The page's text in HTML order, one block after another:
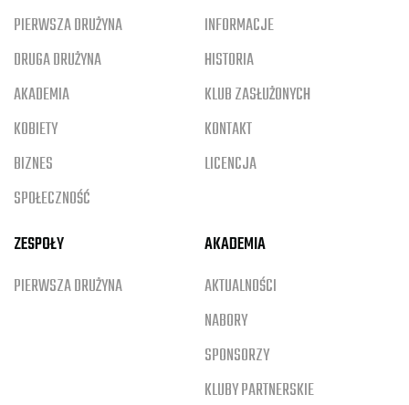
PIERWSZA DRUŻYNA
DRUGA DRUŻYNA
AKADEMIA
KOBIETY
BIZNES
SPOŁECZNOŚĆ
INFORMACJE
HISTORIA
KLUB ZASŁUŻONYCH
KONTAKT
LICENCJA
ZESPOŁY
PIERWSZA DRUŻYNA
AKADEMIA
AKTUALNOŚCI
NABORY
SPONSORZY
KLUBY PARTNERSKIE